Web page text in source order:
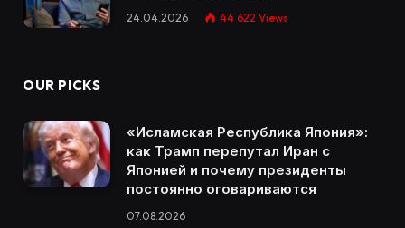
24.04.2026 44 622 Views
OUR PICKS
«Исламская Республика Япония»:
как Трамп перепутал Иран с
Японией и почему президенты
постоянно оговариваются
07.08.2026